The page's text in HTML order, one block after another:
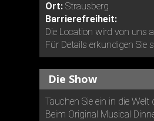
Ort:Strausberg
Barrierefreiheit:
Die Location wird von uns
Für Details erkundigen Sie
Die Show
Tauchen Sie ein in die Welt
Beim Original Musical